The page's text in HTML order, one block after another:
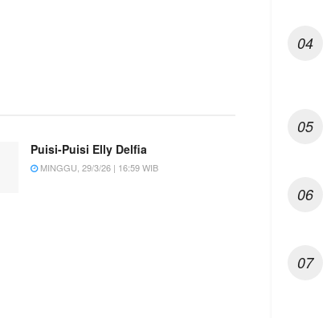
Puisi-Puisi Elly Delfia
MINGGU, 29/3/26 | 16:59 WIB